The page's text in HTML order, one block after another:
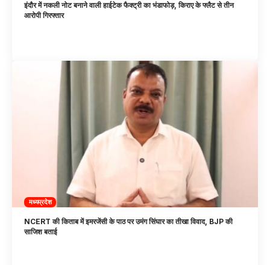
इंदौर में नकली नोट बनाने वाली हाईटेक फैक्ट्री का भंडाफोड़, किराए के फ्लैट से तीन
आरोपी गिरफ्तार
मध्यप्रदेश
NCERT की किताब में इमरजेंसी के पाठ पर उमंग सिंघार का तीखा विवाद, BJP की
साजिश बताई